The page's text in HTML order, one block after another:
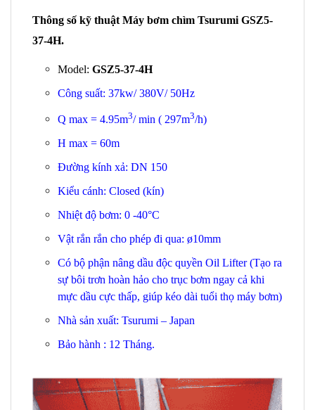
Thông số kỹ thuật Máy bơm chìm Tsurumi GSZ5-
37-4H.
Model:GSZ5-37-4H
Công suất: 37kw/ 380V/ 50Hz
Q max = 4.95m3/ min ( 297m3/h)
H max = 60m
Đường kính xả: DN 150
Kiểu cánh: Closed (kín)
Nhiệt độ bơm: 0 -40°C
Vật rắn rắn cho phép đi qua: ø10mm
Có bộ phận nâng dầu độc quyền Oil Lifter (Tạo ra
sự bôi trơn hoàn hảo cho trục bơm ngay cả khi
mực dầu cực thấp, giúp kéo dài tuổi thọ máy bơm)
Nhà sản xuất: Tsurumi – Japan
Bảo hành : 12 Tháng.